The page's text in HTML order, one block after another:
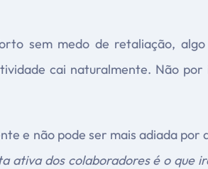
sem medo de retaliação,
cai naturalmente. Não por
e não pode ser mais adiada por
ativa dos colaboradores é o que